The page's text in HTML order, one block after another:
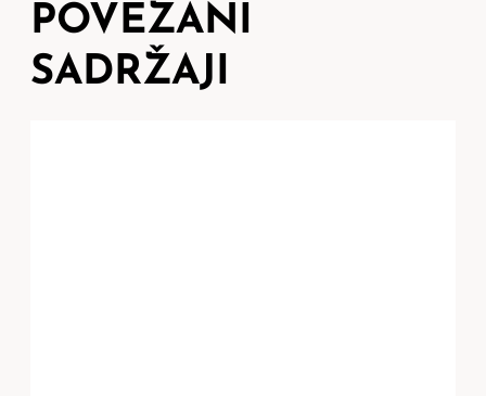
POVEZANI
SADRŽAJI